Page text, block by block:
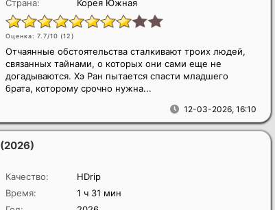
Страна:
Корея Южная
Оценка: 7.7/10 (12)
12-03-2026, 16:10
Отчаянные обстоятельства сталкивают троих людей,
связанных тайнами, о которых они сами еще не
догадываются. Хэ Ран пытается спасти младшего
брата, которому срочно нужна...
(2026)
Качество:
HDrip
Время:
1 ч 31 мин